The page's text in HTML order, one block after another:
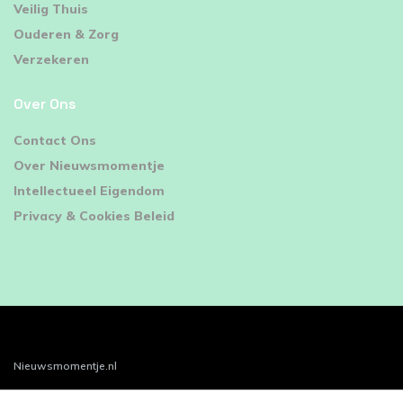
Veilig Thuis
Ouderen & Zorg
Verzekeren
Over Ons
Contact Ons
Over Nieuwsmomentje
Intellectueel Eigendom
Privacy & Cookies Beleid
Nieuwsmomentje.nl